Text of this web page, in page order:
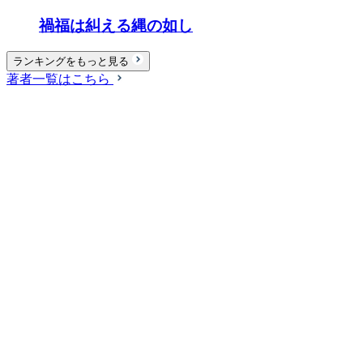
禍福は糾える縄の如し
ランキングをもっと見る
著者一覧はこちら